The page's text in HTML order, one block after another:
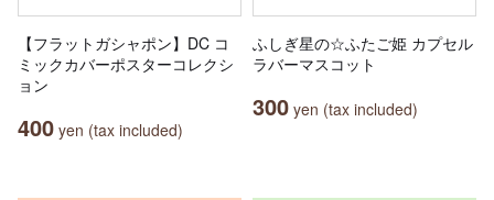
【フラットガシャポン】DC コ
ミックカバーポスターコレクシ
ョン
400 yen (tax included)
ふしぎ星の☆ふたご姫 カプセル
ラバーマスコット
300 yen (tax included)